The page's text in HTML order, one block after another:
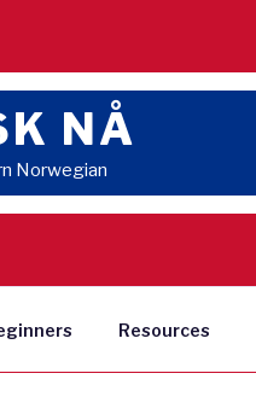
NÅ
Norwegian
Resources